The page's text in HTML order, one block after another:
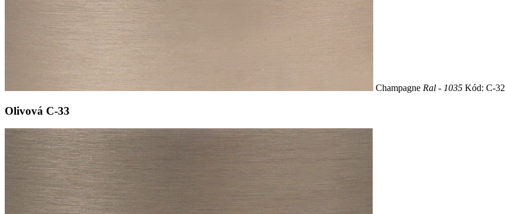
Champagne Ral - 1035 Kód: C-32
Olivová C-33